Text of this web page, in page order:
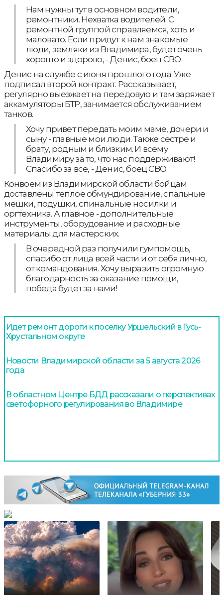
Нам нужны тут в основном водители,
ремонтники. Нехватка водителей. С
ремонтной группой справляемся, хоть и
маловато. Если придут к нам знакомые
люди, земляки из Владимира, будет очень
хорошо и здорово, - Денис, боец СВО.
Денис на службе с июня прошлого года. Уже
подписал второй контракт. Рассказывает,
регулярно выезжает на передовую и там заряжает
аккамуляторы БТР, занимается обслуживанием
танков.
Хочу привет передать моим маме, дочери и
сыну - главные мои люди. Также сестре и
брату, родным и близким. И всему
Владимиру за то, что нас поддерживают!
Спасибо за всё, - Денис, боец СВО.
Конвоем из Владимирской области бойцам
доставлены теплое обмундирование, спальные
мешки, подушки, спинальные носилки и
оргтехника. А главное - дополнительные
инструменты, оборудование и расходные
материалы для мастерских.
В очередной раз получили гумпомощь,
спасибо от лица всей части и от себя лично,
от командования. Хочу выразить огромную
благодарность за оказание помощи,
победа будет за нами!
Идет ремонт дороги к поселку Уршельский в Гусь-
Хрустальном округе
Новости Владимирской области за 5 августа 2026
года
В областном Центре БДД рассказали о перспективах
светофорного регулирования во Владимире